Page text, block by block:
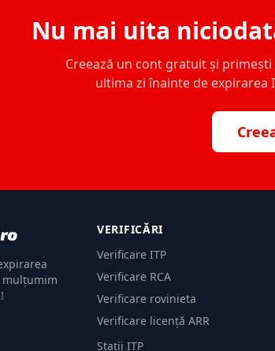
Nu mai uita
Creează un cont gratuit și
ultima zi înainte de expirarea
mulțumim
VERIFICĂRI
Verificare ITP
Verificare RCA
Verificare rovinieta
Verificare licență ARR
Stații ITP